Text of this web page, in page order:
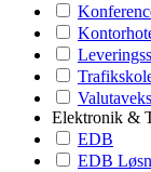
Elektronik &
EDB
EDB